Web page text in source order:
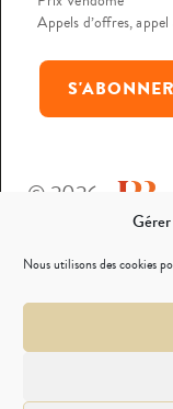
Nous utilisons des cookies
Appels d’offres,
© 2026